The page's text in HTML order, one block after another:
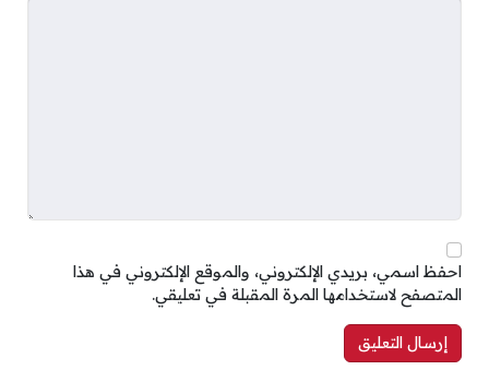
احفظ اسمي، بريدي الإلكتروني، والموقع الإلكتروني في هذا
المتصفح لاستخدامها المرة المقبلة في تعليقي.